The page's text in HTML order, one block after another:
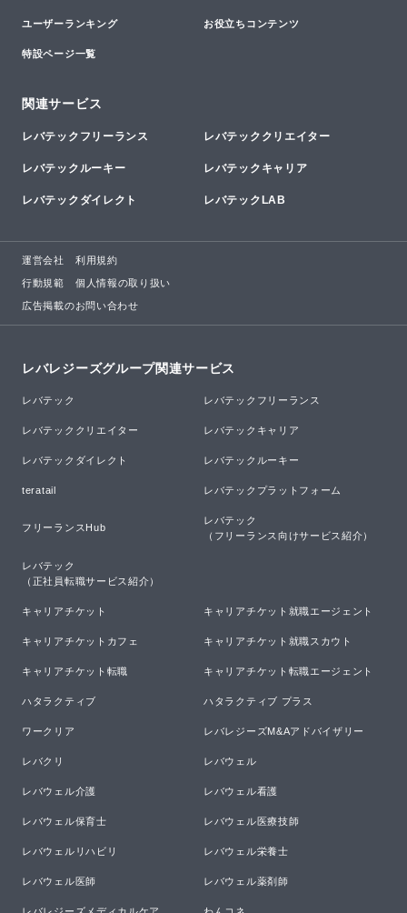
ユーザーランキング お役立ちコンテンツ
特設ページ一覧
関連サービス
レバテックフリーランス レバテッククリエイター
レバテックルーキー レバテックキャリア
レバテックダイレクト レバテックLAB
運営会社 利用規約
行動規範 個人情報の取り扱い
広告掲載のお問い合わせ
レバレジーズグループ関連サービス
レバテック レバテックフリーランス
レバテッククリエイター レバテックキャリア
レバテックダイレクト レバテックルーキー
teratail レバテックプラットフォーム
フリーランスHub
レバテック
（フリーランス向けサービス紹介）
レバテック
（正社員転職サービス紹介）
キャリアチケット キャリアチケット就職エージェント
キャリアチケットカフェ キャリアチケット就職スカウト
キャリアチケット転職 キャリアチケット転職エージェント
ハタラクティブ ハタラクティブ プラス
ワークリア レバレジーズM&Aアドバイザリー
レバクリ レバウェル
レバウェル介護 レバウェル看護
レバウェル保育士 レバウェル医療技師
レバウェルリハビリ レバウェル栄養士
レバウェル医師 レバウェル薬剤師